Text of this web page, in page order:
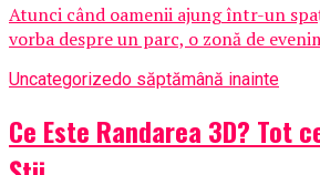
Atunci când oamenii ajung într-un
vorba despre un parc, o zonă de
Uncategorizedo săptămână inainte
Ce Este Randarea 3D? Tot